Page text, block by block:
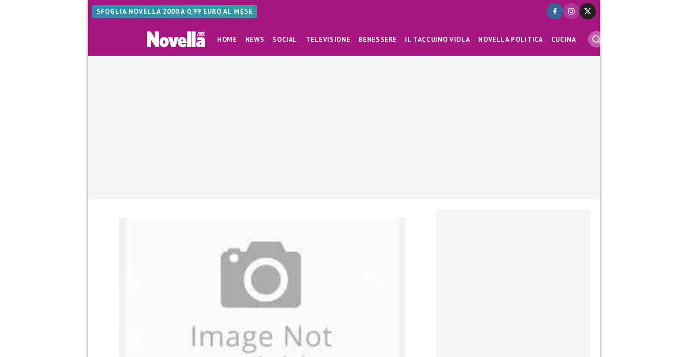
SFOGLIA NOVELLA 2000 A 0,99 EURO AL MESE
HOME NEWS SOCIAL TELEVISIONE BENESSERE IL TACCUINO VIOLA NOVELLA POLITICA CUCINA